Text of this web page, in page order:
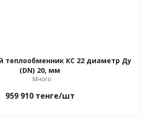
теплообменник КС 22 диаметр Ду
(DN) 20, мм
Много
959 910тенге/шт